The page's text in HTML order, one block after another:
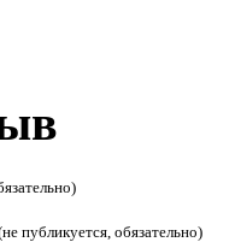
публикуется, обязательно)